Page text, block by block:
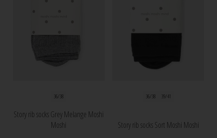
36/38
Story rib socks Grey Melange Moshi
Moshi
36/38 39/41
Story rib socks Sort Moshi Moshi